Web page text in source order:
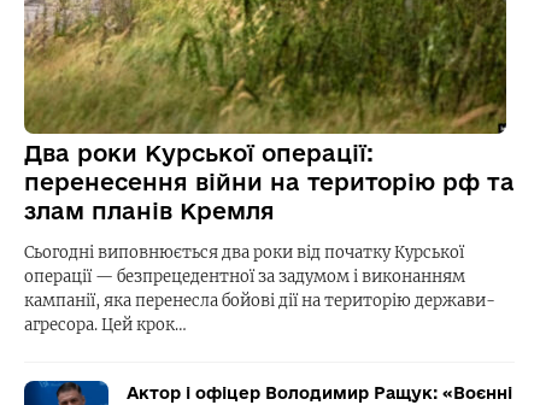
Два роки Курської операції:
перенесення війни на територію рф та
злам планів Кремля
Сьогодні виповнюється два роки від початку Курської
операції — безпрецедентної за задумом і виконанням
кампанії, яка перенесла бойові дії на територію держави-
агресора. Цей крок…
Актор і офіцер Володимир Ращук: «Воєнні